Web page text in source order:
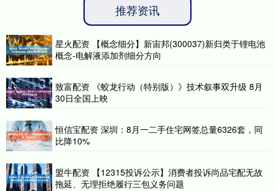
推荐资讯
星火配资 【概念细分】新宙邦(300037)新归类于锂电池
概念-电解液添加剂细分方向
致富配资 《蛟龙行动（特别版）》技术叙事双升级 8月
30日全国上映
恒信宝配资 深圳：8月一二手住宅网签总量6326套，同
比降10%
盟牛配资 【12315投诉公示】消费者投诉尚品宅配无故
拖延、无理拒绝履行三包义务问题